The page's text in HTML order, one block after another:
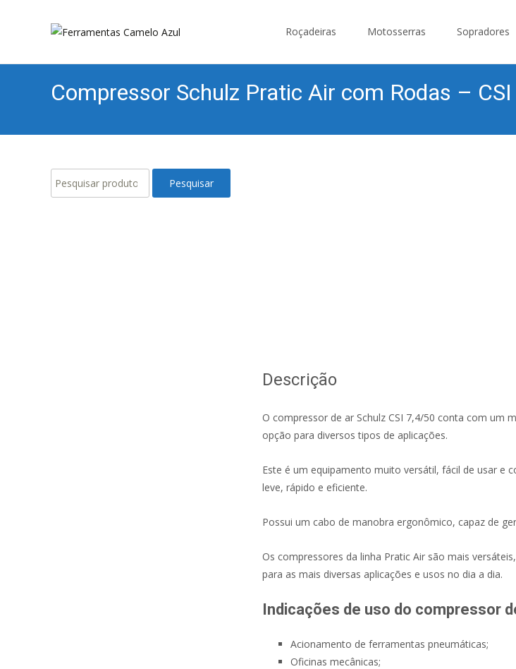
Roçadeiras Motosserras Sopradores
Compressor Schulz Pratic Air com Rodas –
Descrição
O compressor de ar Schulz CSI 7,4/50 conta com um
opção para diversos tipos de aplicações.
Este é um equipamento muito versátil, fácil de usar e
leve, rápido e eficiente.
Possui um cabo de manobra ergonômico, capaz de
Os compressores da linha Pratic Air são mais
para as mais diversas aplicações e usos no dia a dia.
Indicações de uso do compressor
Acionamento de ferramentas pneumáticas;
Oficinas mecânicas;
Pesquisar
por:
Pesquisar